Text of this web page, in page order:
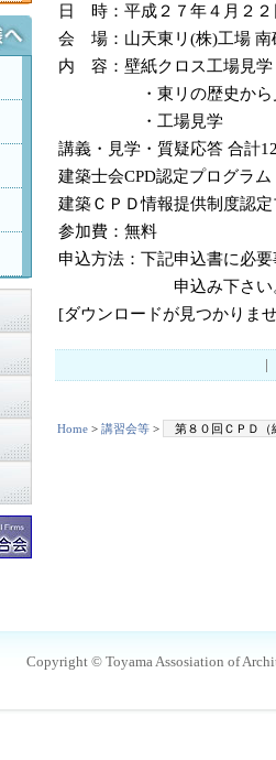
日 時：平成２７年４月２２
会 場：山天東リ(株)工場 南
内 容：壁紙クロス工場見学
・東リの歴史から見
・工場見学
講義・見学・質疑応答 合計
建築士会CPD認定プログラム
建築ＣＰＤ情報提供制度認
参加費：無料
申込方法：下記申込書に必
申込み下さい
[ダウンロードが見つかりま
Home > 講習会等 > 第８０回ＣＰＤ（
Copyright © Toyama Assosiation of